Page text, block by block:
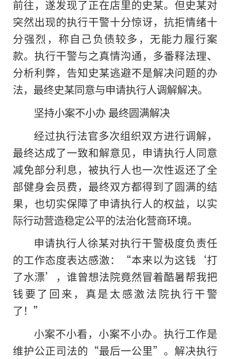
前往，遂发现了正在店里的史某。但史某对
突然出现的执行干警十分惊讶，抗拒情绪十
分强烈，称自己负债较多，无能力履行案
款。执行干警与之真情沟通，多番释法理、
分析利弊，告知史某逃避不是解决问题的办
法，最终史某同意与申请执行人调解解决。
坚持小案不小办 最终圆满解决
经过执行法官多次组织双方进行调解，
最终达成了一致和解意见，申请执行人同意
减免部分利息，被执行人也一次性返还了全
部健身会员费，最终双方都得到了圆满的结
果，也切实保障了申请执行人的权益，以实
际行动营造稳定公平的法治化营商环境。
申请执行人徐某对执行干警极度负责任
的工作态度表达感激：“本来以为这钱‘打
了水漂’，谁曾想法院竟然冒着酷暑帮我把
钱要了回来，真是太感激法院执行干警
了！”
小案不小看，小案不小办。执行工作是
维护公正司法的“最后一公里”。解决执行